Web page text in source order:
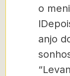
o
anjo